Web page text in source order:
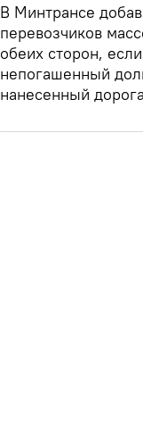
В Минтрансе
перевозчиков
обеих сторон,
непогашенный
нанесенный